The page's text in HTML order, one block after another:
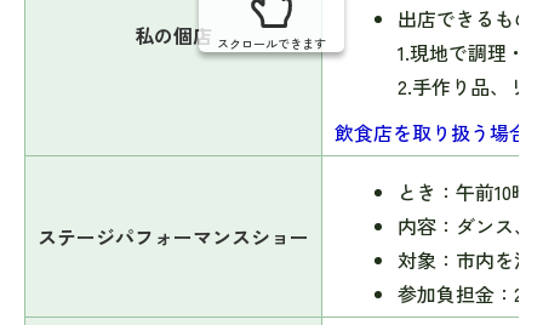
私の個店
出店できるもの
1.現地で調理・
2.手作り品、リ
飲食店を取り扱う場合
ステージパフォーマンスショー
とき：午前10時
内容：ダンス、
対象：市内を活
参加負担金：
スクロールできます